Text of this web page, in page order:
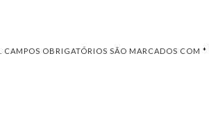
CAMPOS OBRIGATÓRIOS SÃO MARCADOS COM *